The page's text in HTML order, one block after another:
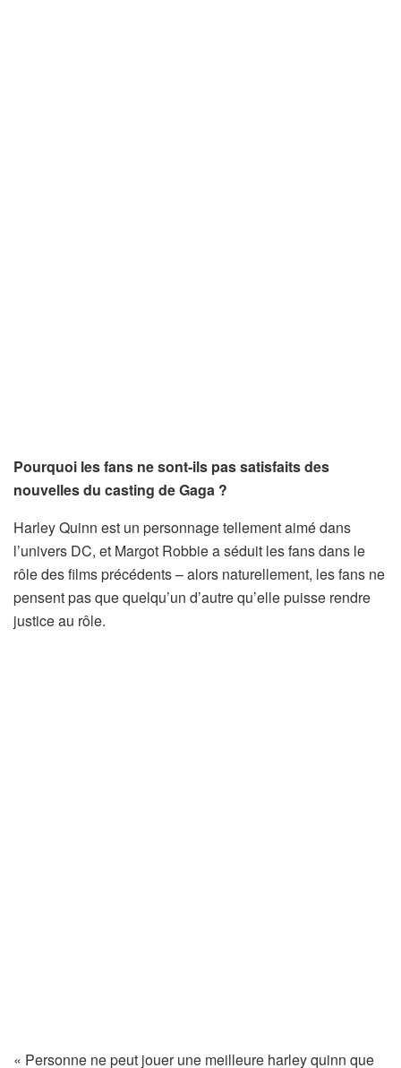
Pourquoi les fans ne sont-ils pas satisfaits des
nouvelles du casting de Gaga ?
Harley Quinn est un personnage tellement aimé dans
l’univers DC, et Margot Robbie a séduit les fans dans le
rôle des films précédents – alors naturellement, les fans ne
pensent pas que quelqu’un d’autre qu’elle puisse rendre
justice au rôle.
« Personne ne peut jouer une meilleure harley quinn que